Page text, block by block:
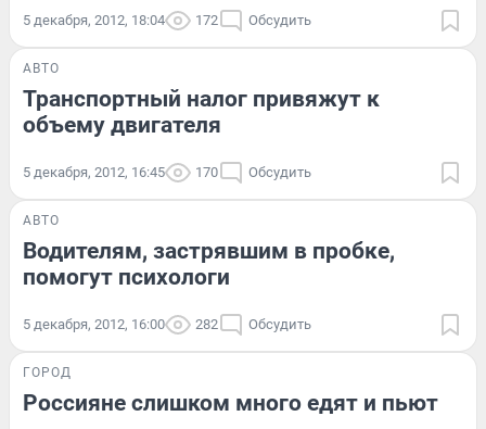
5 декабря, 2012, 18:04 172 Обсудить
АВТО
Транспортный налог привяжут к
объему двигателя
5 декабря, 2012, 16:45 170 Обсудить
АВТО
Водителям, застрявшим в пробке,
помогут психологи
5 декабря, 2012, 16:00 282 Обсудить
ГОРОД
Россияне слишком много едят и пьют